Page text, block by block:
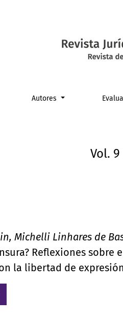
Autores
Vol. 9
Michelli Linhares de
Reflexiones
la libertad de